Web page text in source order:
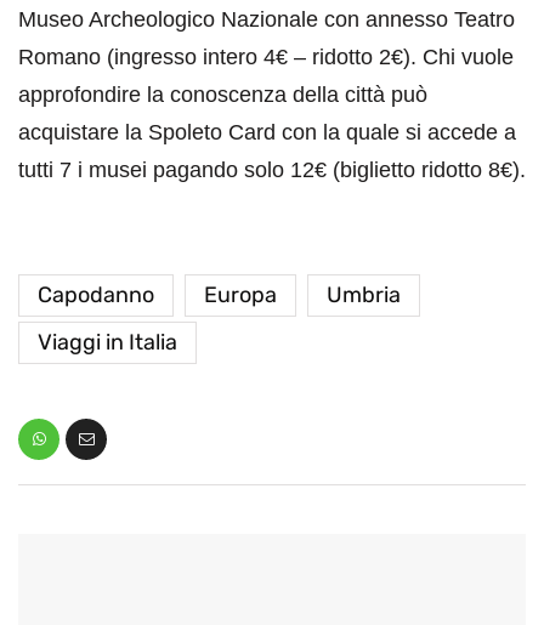
Museo Archeologico Nazionale con annesso Teatro
Romano (ingresso intero 4€ – ridotto 2€). Chi vuole
approfondire la conoscenza della città può
acquistare la Spoleto Card con la quale si accede a
tutti 7 i musei pagando solo 12€ (biglietto ridotto 8€).
Capodanno Europa
Umbria
Viaggi in Italia